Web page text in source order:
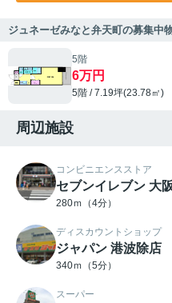
ジュネーゼみなと弁天町の募集中
5階
6万円
5階 / 7.19坪(23.78㎡)
周辺施設
コンビニエンスストア
セブンイレブン 大
280ｍ（4分）
ディスカウントショップ
ジャパン 港波除店
340ｍ（5分）
スーパー